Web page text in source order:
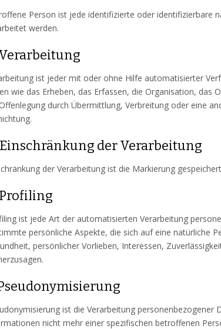
Person ist jede identifizierte oder identifizierbare
werden.
ist jeder mit oder ohne Hilfe automatisierter
wie das Erheben, das Erfassen, die Organisation, das
durch Übermittlung, Verbreitung oder eine
der Verarbeitung
der Verarbeitung ist die Markierung
ist jede Art der automatisierten Verarbeitung
persönliche Aspekte, die sich auf eine natürliche
persönlicher Vorlieben, Interessen,
ist die Verarbeitung
nicht mehr einer spezifischen betroffenen